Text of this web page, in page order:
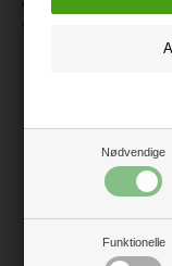
Nødvendige
Funktionelle
Varenr.: